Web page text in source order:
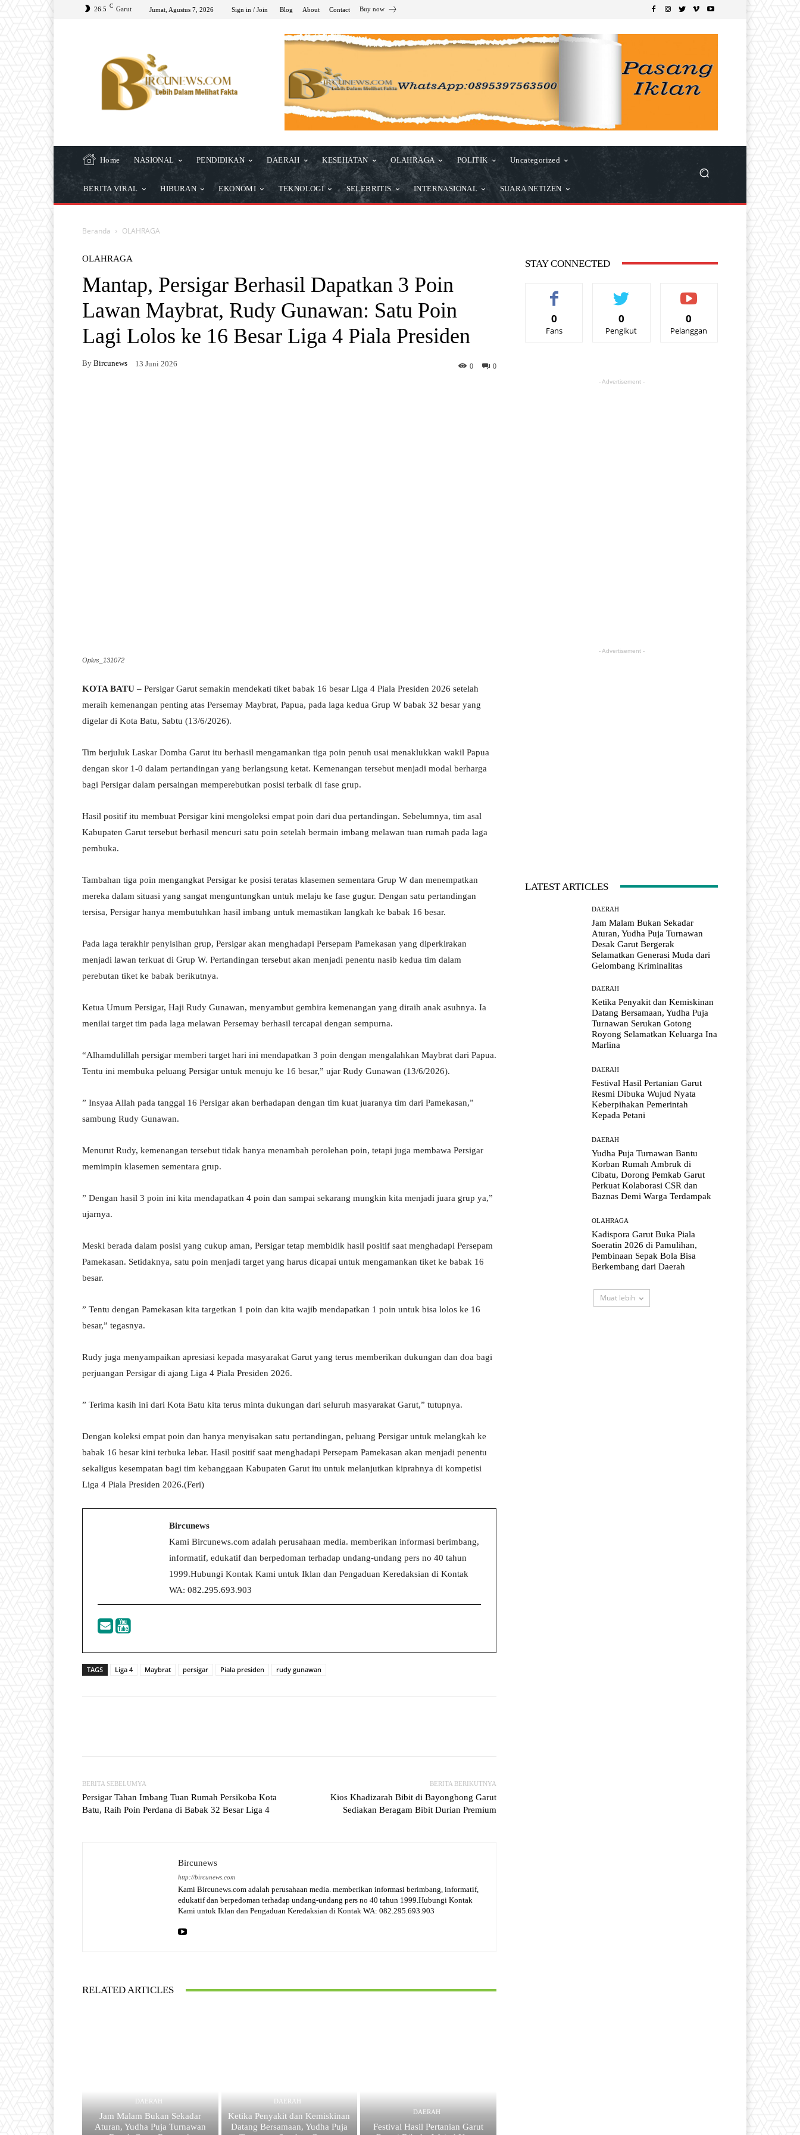
26.5 C Garut Jumat, Agustus 7, 2026 Sign in / Join Blog About Contact Buy now
Home NASIONAL PENDIDIKAN DAERAH KESEHATAN OLAHRAGA POLITIK Uncategorized
BERITA VIRAL HIBURAN EKONOMI TEKNOLOGI SELEBRITIS INTERNASIONAL SUARA NETIZEN
Beranda OLAHRAGA
OLAHRAGA
Mantap, Persigar Berhasil Dapatkan 3 Poin
Lawan Maybrat, Rudy Gunawan: Satu Poin
Lagi Lolos ke 16 Besar Liga 4 Piala Presiden
By Bircunews 13 Juni 2026 0
0
Oplus_131072
KOTA BATU – Persigar Garut semakin mendekati tiket babak 16 besar Liga 4 Piala Presiden 2026 setelah
meraih kemenangan penting atas Persemay Maybrat, Papua, pada laga kedua Grup W babak 32 besar yang
digelar di Kota Batu, Sabtu (13/6/2026).
Tim berjuluk Laskar Domba Garut itu berhasil mengamankan tiga poin penuh usai menaklukkan wakil Papua
dengan skor 1-0 dalam pertandingan yang berlangsung ketat. Kemenangan tersebut menjadi modal berharga
bagi Persigar dalam persaingan memperebutkan posisi terbaik di fase grup.
Hasil positif itu membuat Persigar kini mengoleksi empat poin dari dua pertandingan. Sebelumnya, tim asal
Kabupaten Garut tersebut berhasil mencuri satu poin setelah bermain imbang melawan tuan rumah pada laga
pembuka.
Tambahan tiga poin mengangkat Persigar ke posisi teratas klasemen sementara Grup W dan menempatkan
mereka dalam situasi yang sangat menguntungkan untuk melaju ke fase gugur. Dengan satu pertandingan
tersisa, Persigar hanya membutuhkan hasil imbang untuk memastikan langkah ke babak 16 besar.
Pada laga terakhir penyisihan grup, Persigar akan menghadapi Persepam Pamekasan yang diperkirakan
menjadi lawan terkuat di Grup W. Pertandingan tersebut akan menjadi penentu nasib kedua tim dalam
perebutan tiket ke babak berikutnya.
Ketua Umum Persigar, Haji Rudy Gunawan, menyambut gembira kemenangan yang diraih anak asuhnya. Ia
menilai target tim pada laga melawan Persemay berhasil tercapai dengan sempurna.
“Alhamdulillah persigar memberi target hari ini mendapatkan 3 poin dengan mengalahkan Maybrat dari Papua.
Tentu ini membuka peluang Persigar untuk menuju ke 16 besar,” ujar Rudy Gunawan (13/6/2026).
” Insyaa Allah pada tanggal 16 Persigar akan berhadapan dengan tim kuat juaranya tim dari Pamekasan,”
sambung Rudy Gunawan.
Menurut Rudy, kemenangan tersebut tidak hanya menambah perolehan poin, tetapi juga membawa Persigar
memimpin klasemen sementara grup.
” Dengan hasil 3 poin ini kita mendapatkan 4 poin dan sampai sekarang mungkin kita menjadi juara grup ya,”
ujarnya.
Meski berada dalam posisi yang cukup aman, Persigar tetap membidik hasil positif saat menghadapi Persepam
Pamekasan. Setidaknya, satu poin menjadi target yang harus dicapai untuk mengamankan tiket ke babak 16
besar.
” Tentu dengan Pamekasan kita targetkan 1 poin dan kita wajib mendapatkan 1 poin untuk bisa lolos ke 16
besar,” tegasnya.
Rudy juga menyampaikan apresiasi kepada masyarakat Garut yang terus memberikan dukungan dan doa bagi
perjuangan Persigar di ajang Liga 4 Piala Presiden 2026.
” Terima kasih ini dari Kota Batu kita terus minta dukungan dari seluruh masyarakat Garut,” tutupnya.
Dengan koleksi empat poin dan hanya menyisakan satu pertandingan, peluang Persigar untuk melangkah ke
babak 16 besar kini terbuka lebar. Hasil positif saat menghadapi Persepam Pamekasan akan menjadi penentu
sekaligus kesempatan bagi tim kebanggaan Kabupaten Garut itu untuk melanjutkan kiprahnya di kompetisi
Liga 4 Piala Presiden 2026.(Feri)
Bircunews
Kami Bircunews.com adalah perusahaan media. memberikan informasi berimbang,
informatif, edukatif dan berpedoman terhadap undang-undang pers no 40 tahun
1999.Hubungi Kontak Kami untuk Iklan dan Pengaduan Keredaksian di Kontak
WA: 082.295.693.903
TAGS Liga 4 Maybrat persigar Piala presiden rudy gunawan
BERITA SEBELUMYA
Persigar Tahan Imbang Tuan Rumah Persikoba Kota
Batu, Raih Poin Perdana di Babak 32 Besar Liga 4
BERITA BERIKUTNYA
Kios Khadizarah Bibit di Bayongbong Garut
Sediakan Beragam Bibit Durian Premium
Bircunews
http://bircunews.com
Kami Bircunews.com adalah perusahaan media. memberikan informasi berimbang, informatif,
edukatif dan berpedoman terhadap undang-undang pers no 40 tahun 1999.Hubungi Kontak
Kami untuk Iklan dan Pengaduan Keredaksian di Kontak WA: 082.295.693.903
RELATED ARTICLES
DAERAH
Jam Malam Bukan Sekadar
Aturan, Yudha Puja Turnawan
DAERAH
Ketika Penyakit dan Kemiskinan
Datang Bersamaan, Yudha Puja
DAERAH
Festival Hasil Pertanian Garut
STAY CONNECTED
0
Fans
0
Pengikut
0
Pelanggan
- Advertisement -
- Advertisement -
LATEST ARTICLES
DAERAH
Jam Malam Bukan Sekadar
Aturan, Yudha Puja Turnawan
Desak Garut Bergerak
Selamatkan Generasi Muda dari
Gelombang Kriminalitas
DAERAH
Ketika Penyakit dan Kemiskinan
Datang Bersamaan, Yudha Puja
Turnawan Serukan Gotong
Royong Selamatkan Keluarga Ina
Marlina
DAERAH
Festival Hasil Pertanian Garut
Resmi Dibuka Wujud Nyata
Keberpihakan Pemerintah
Kepada Petani
DAERAH
Yudha Puja Turnawan Bantu
Korban Rumah Ambruk di
Cibatu, Dorong Pemkab Garut
Perkuat Kolaborasi CSR dan
Baznas Demi Warga Terdampak
OLAHRAGA
Kadispora Garut Buka Piala
Soeratin 2026 di Pamulihan,
Pembinaan Sepak Bola Bisa
Berkembang dari Daerah
Muat lebih